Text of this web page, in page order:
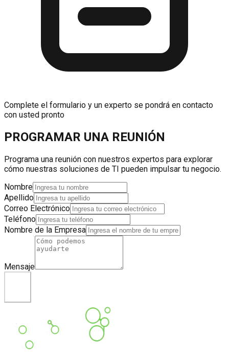
Complete el formulario y un experto se pondrá en contacto
con usted pronto
PROGRAMAR UNA REUNIÓN
Programa una reunión con nuestros expertos para explorar
cómo nuestras soluciones de TI pueden impulsar tu negocio.
Nombre
Apellido
Correo Electrónico
Teléfono
Nombre de la Empresa
Mensaje